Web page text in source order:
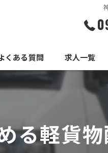
くある質問 求人一覧
る軽貨